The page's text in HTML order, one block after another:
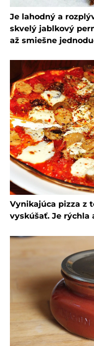
Je lahodný a
skvelý jablkový
až smiešne
Vynikajúca pizza z
vyskúšať. Je rýchla